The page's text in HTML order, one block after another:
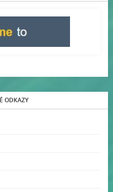
ODKAZY